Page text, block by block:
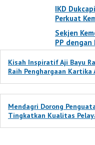
IKD
Perkuat
Sekjen
PP dengan
Kisah Inspiratif Aji Bayu
Raih Penghargaan Kartika
Mendagri Dorong
Tingkatkan Kualitas